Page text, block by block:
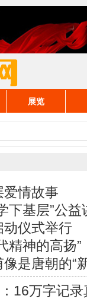
展览
情故事
下基层”公
动仪式举行
精神的高扬”
是唐朝的“
16万字记